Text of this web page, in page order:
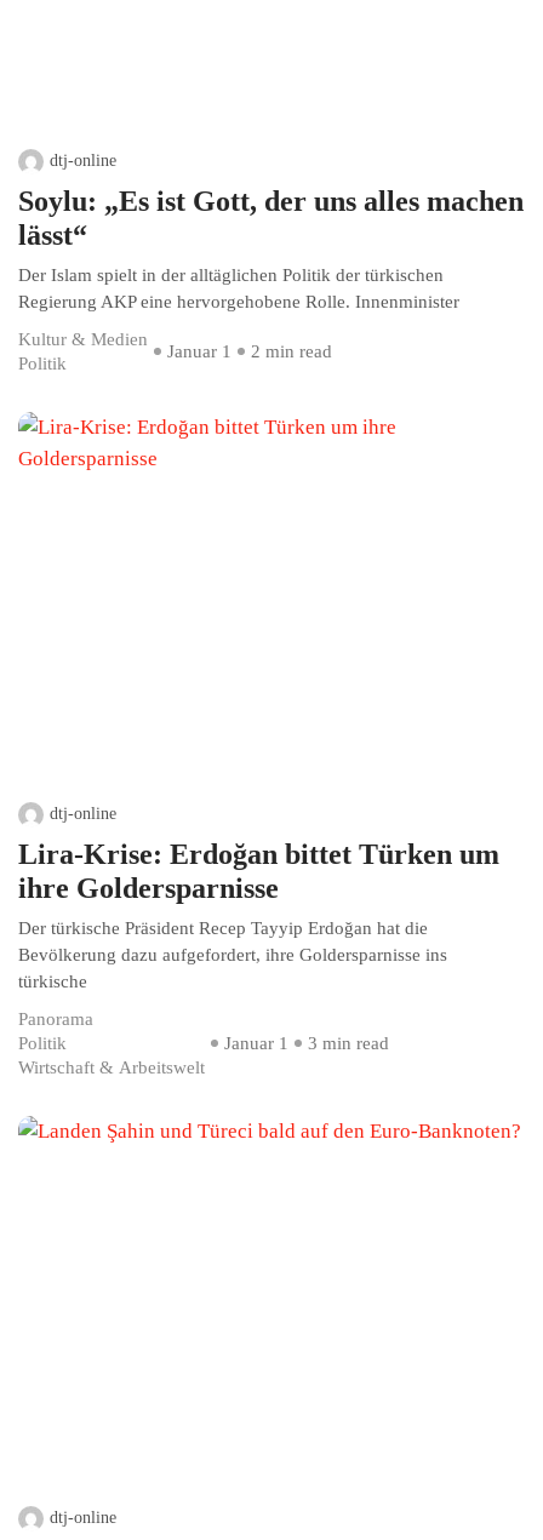
dtj-online
Soylu: „Es ist Gott, der uns alles machen
lässt“
Der Islam spielt in der alltäglichen Politik der türkischen
Regierung AKP eine hervorgehobene Rolle. Innenminister
Kultur & Medien
Politik
Januar 1 2 min read
dtj-online
Lira-Krise: Erdoğan bittet Türken um
ihre Goldersparnisse
Der türkische Präsident Recep Tayyip Erdoğan hat die
Bevölkerung dazu aufgefordert, ihre Goldersparnisse ins
türkische
Panorama
Politik
Wirtschaft & Arbeitswelt
Januar 1 3 min read
dtj-online